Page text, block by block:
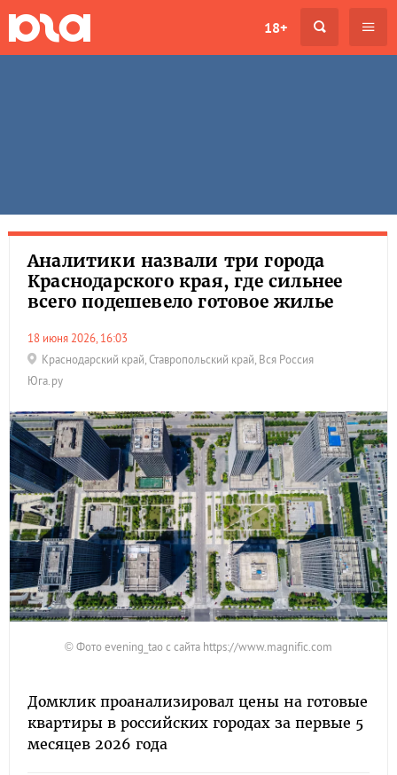
18+
Аналитики назвали три города
Краснодарского края, где сильнее
всего подешевело готовое жилье
18 июня 2026, 16:03
Краснодарский край,Ставропольский край, Вся Россия
Юга.ру
© Фото evening_tao с сайта https://www.magnific.com
Домклик проанализировал цены на готовые
квартиры в российских городах за первые 5
месяцев 2026 года